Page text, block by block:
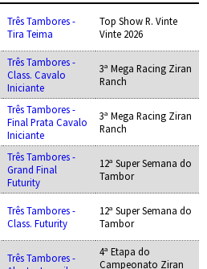
Três Tambores -
Tira Teima
Top Show R. Vinte
Vinte 2026
Três Tambores -
Class. Cavalo
Iniciante
3ª Mega Racing Ziran
Ranch
Três Tambores -
Final Prata Cavalo
Iniciante
3ª Mega Racing Ziran
Ranch
Três Tambores -
Grand Final
Futurity
12ª Super Semana do
Tambor
Três Tambores -
Class. Futurity
12ª Super Semana do
Tambor
Três Tambores -
4ª Etapa do
Campeonato Ziran